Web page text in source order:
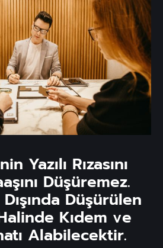
Yazılı Rızasını
Düşüremez.
Dışında Düşürülen
Kıdem ve
Alabilecektir.